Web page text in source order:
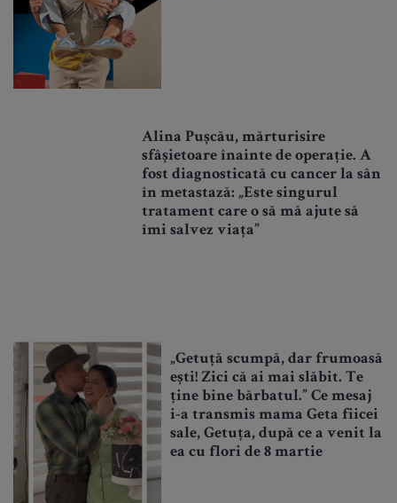
Alina Pușcău, mărturisire
sfâșietoare înainte de operație. A
fost diagnosticată cu cancer la sân
în metastază: „Este singurul
tratament care o să mă ajute să
îmi salvez viața”
„Getuță scumpă, dar frumoasă
ești! Zici că ai mai slăbit. Te
ține bine bărbatul.” Ce mesaj
i-a transmis mama Geta fiicei
sale, Getuța, după ce a venit la
ea cu flori de 8 martie